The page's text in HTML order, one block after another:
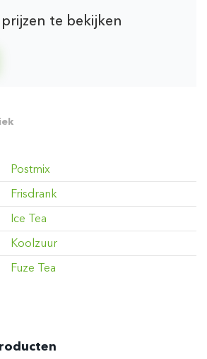
te bekijken
Postmix
Frisdrank
Ice Tea
Koolzuur
Fuze Tea